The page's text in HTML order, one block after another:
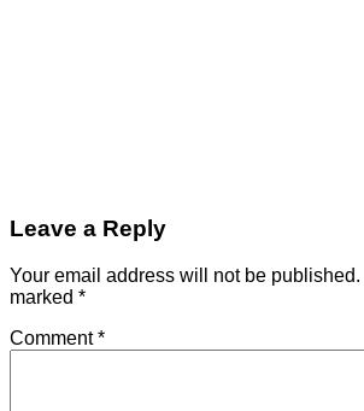
Leave a Reply
Your email address will not be published.
marked *
Comment*